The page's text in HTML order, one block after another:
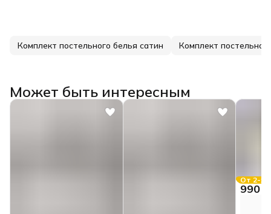
Комплект постельного белья сатин
Может быть интересным
От 2-х
990 ₽